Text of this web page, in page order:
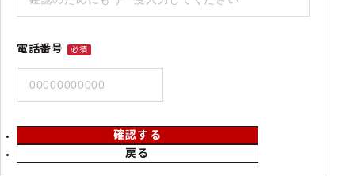
電話番号 必須
戻る
確認する